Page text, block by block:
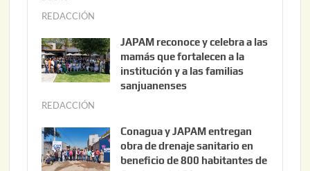
REDACCIÓN
o
s
t
,
2
JAPAM reconoce y celebra a las
mamás que fortalecen a la
institución y a las familias
sanjuanenses
REDACCIÓN
n
i
Conagua y JAPAM entregan
obra de drenaje sanitario en
beneficio de 800 habitantes de